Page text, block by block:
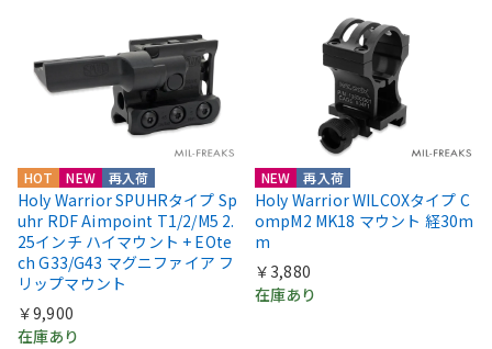
HOT NEW 再入荷
Holy Warrior SPUHRタイプ Sp
uhr RDF Aimpoint T1/2/M5 2.
25インチ ハイマウント + EOte
ch G33/G43 マグニファイア フ
リップマウント
￥9,900
在庫あり
NEW 再入荷
Holy Warrior WILCOXタイプ C
ompM2 MK18 マウント 経30m
m
￥3,880
在庫あり